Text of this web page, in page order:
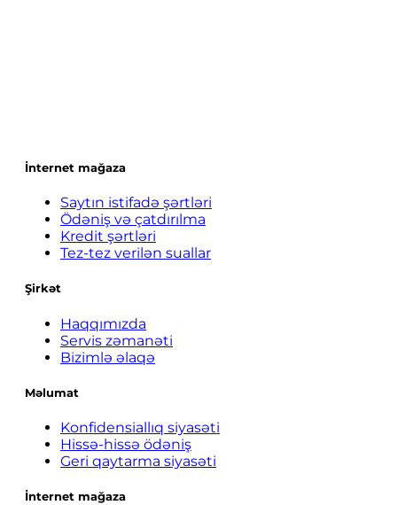
İnternet mağaza
Saytın istifadə şərtləri
Ödəniş və çatdırılma
Kredit şərtləri
Tez-tez verilən suallar
Şirkət
Haqqımızda
Servis zəmanəti
Bizimlə əlaqə
Məlumat
Konfidensiallıq siyasəti
Hissə-hissə ödəniş
Geri qaytarma siyasəti
İnternet mağaza